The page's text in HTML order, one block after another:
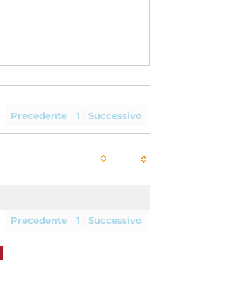
Precedente
1 Successivo
Precedente 1 Successivo